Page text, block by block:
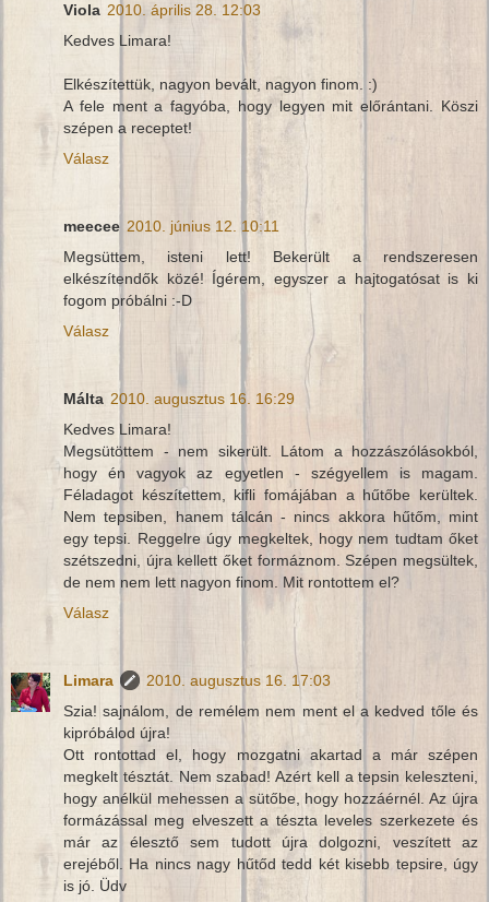
Viola 2010. április 28. 12:03
Kedves Limara!
Elkészítettük, nagyon bevált, nagyon finom. :)
A fele ment a fagyóba, hogy legyen mit előrántani. Köszi
szépen a receptet!
Válasz
meecee 2010. június 12. 10:11
Megsüttem, isteni lett! Bekerült a rendszeresen
elkészítendők közé! Ígérem, egyszer a hajtogatósat is ki
fogom próbálni :-D
Válasz
Málta 2010. augusztus 16. 16:29
Kedves Limara!
Megsütöttem - nem sikerült. Látom a hozzászólásokból,
hogy én vagyok az egyetlen - szégyellem is magam.
Féladagot készítettem, kifli fomájában a hűtőbe kerültek.
Nem tepsiben, hanem tálcán - nincs akkora hűtőm, mint
egy tepsi. Reggelre úgy megkeltek, hogy nem tudtam őket
szétszedni, újra kellett őket formáznom. Szépen megsültek,
de nem nem lett nagyon finom. Mit rontottem el?
Válasz
Limara
2010. augusztus 16. 17:03
Szia! sajnálom, de remélem nem ment el a kedved tőle és
kipróbálod újra!
Ott rontottad el, hogy mozgatni akartad a már szépen
megkelt tésztát. Nem szabad! Azért kell a tepsin keleszteni,
hogy anélkül mehessen a sütőbe, hogy hozzáérnél. Az újra
formázással meg elveszett a tészta leveles szerkezete és
már az élesztő sem tudott újra dolgozni, veszített az
erejéből. Ha nincs nagy hűtőd tedd két kisebb tepsire, úgy
is jó. Üdv